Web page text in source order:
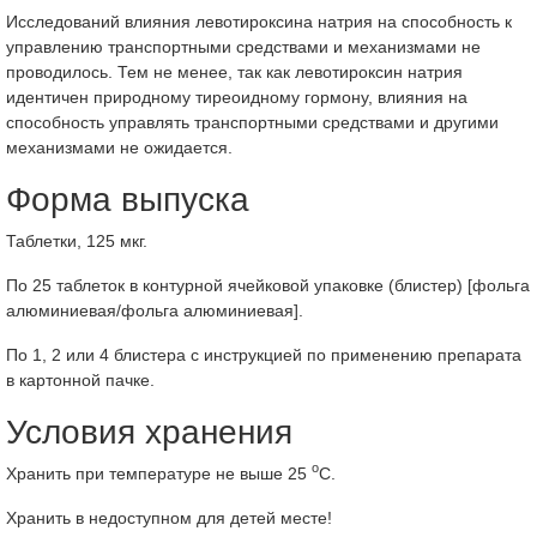
Исследований влияния левотироксина натрия на способность к
управлению транспортными средствами и механизмами не
проводилось. Тем не менее, так как левотироксин натрия
идентичен природному тиреоидному гормону, влияния на
способность управлять транспортными средствами и другими
механизмами не ожидается.
Форма выпуска
Таблетки, 125 мкг.
По 25 таблеток в контурной ячейковой упаковке (блистер) [фольга
алюминиевая/фольга алюминиевая].
По 1, 2 или 4 блистера с инструкцией по применению препарата
в картонной пачке.
Условия хранения
Хранить при температуре не выше 25 оС.
Хранить в недоступном для детей месте!